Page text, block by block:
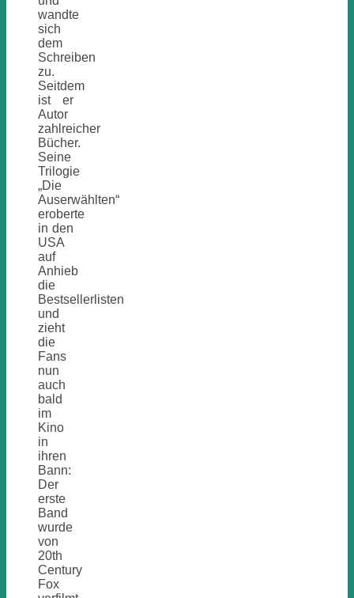
wandte
sich
dem
Schreiben
zu.
Seitdem
ist er
Autor
zahlreicher
Bücher.
Seine
Trilogie
„Die
Auserwählten“
eroberte
in den
USA
auf
Anhieb
die
Bestsellerlisten
und
zieht
die
Fans
nun
auch
bald
im
Kino
in
ihren
Bann:
Der
erste
Band
wurde
von
20th
Century
Fox